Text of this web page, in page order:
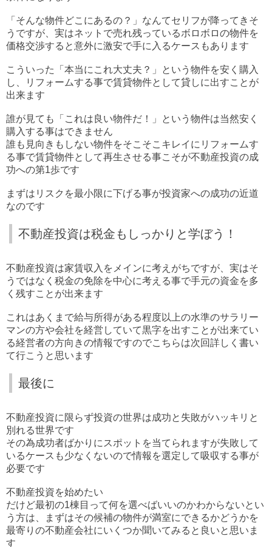
「そんな物件どこにあるの？」なんてセリフが降ってきそ
うですが、実はネットで売れ残っているボロボロの物件を
価格交渉すると意外に激安で手に入るケースもあります
こういった「本当にこれ大丈夫？」という物件を安く購入
し、リフォームする事で賃貸物件として貸しに出すことが
出来ます
誰が見ても「これは良い物件だ！」という物件は当然安く
購入する事はできません
誰も見向きもしない物件をそこそこキレイにリフォームす
る事で賃貸物件として再生させる事こそが不動産投資の成
功への第1歩です
まずはリスクを最小限に下げる事が投資家への成功の近道
なのです
不動産投資は税金もしっかりと学ぼう！
不動産投資は家賃収入をメインに考えがちですが、実はそ
うではなく税金の免除を中心に考える事で手元の資金を多
く残すことが出来ます
これはあくまで給与所得がある程度以上の水準のサラリー
マンの方や会社を経営していて黒字を出すことが出来てい
る経営者の方向きの情報ですのでこちらは次回詳しく書い
て行こうと思います
最後に
不動産投資に限らず投資の世界は成功と失敗がハッキリと
別れる世界です
その為成功者ばかりにスポットを当てられますが失敗して
いるケースも少なくないので情報を選定して吸収する事が
必要です
不動産投資を始めたい
だけど最初の1棟目って何を選べばいいのかわからないとい
う方は、まずはその候補の物件が満室にできるかどうかを
最寄りの不動産会社にいくつか聞いてみると良いと思いま
す